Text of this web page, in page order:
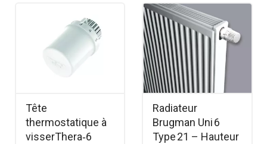
Tête
thermostatique à
visserThera‑6
Radiateur
Brugman Uni 6
Type 21 – Hauteur